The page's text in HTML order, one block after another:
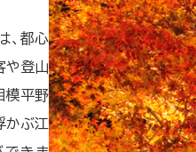
、都心
や登山
模平野
かぶ江